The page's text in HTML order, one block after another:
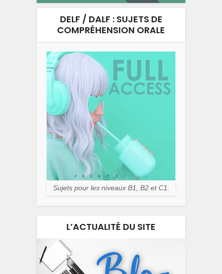
DELF / DALF : SUJETS DE
COMPRÉHENSION ORALE
Sujets pour les niveaux B1, B2 et C1.
L’ACTUALITÉ DU SITE